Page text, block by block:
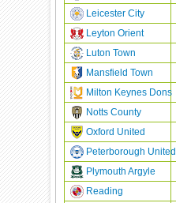
Leicester City
Leyton Orient
Luton Town
Mansfield Town
Milton Keynes Dons
Notts County
Oxford United
Peterborough United
Plymouth Argyle
Reading